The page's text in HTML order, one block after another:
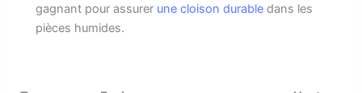
gagnant pour assurer une cloison durable dans les
pièces humides.